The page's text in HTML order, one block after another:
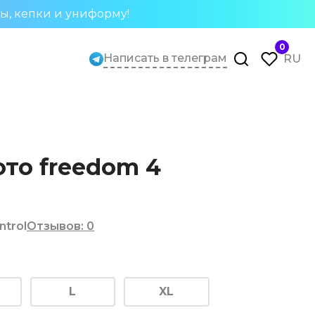
кепки и униформу!
Написать в телеграм
0
RU
freedom 4
Отзывов: 0
L XL